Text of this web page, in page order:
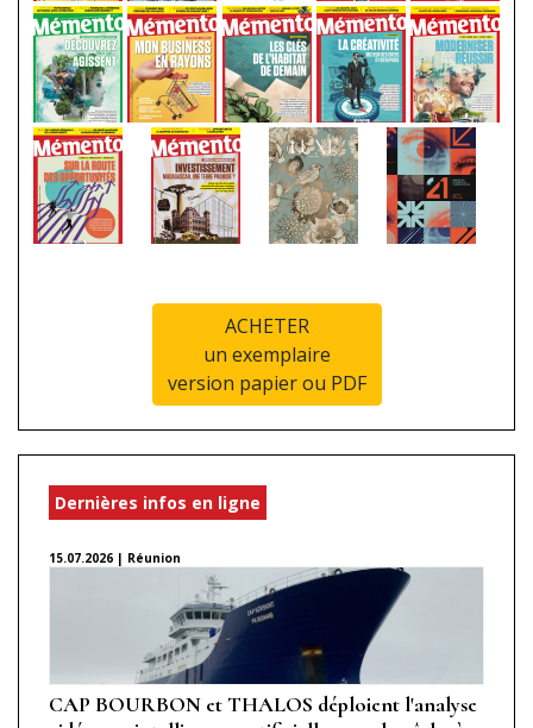
ACHETER
un exemplaire
version papier ou PDF
Dernières infos en ligne
15.07.2026 | Réunion
CAP BOURBON et THALOS déploient l'analyse